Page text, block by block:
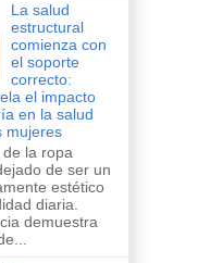
La salud
estructural
comienza con
el soporte
correcto:
el impacto
en la salud
mujeres
la ropa
de ser un
estético
diaria.
demuestra